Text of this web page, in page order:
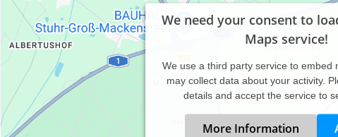
We need your consent to
Maps service!
We use a third party service to embed
may collect data about your activity.
details and accept the service to
More Information